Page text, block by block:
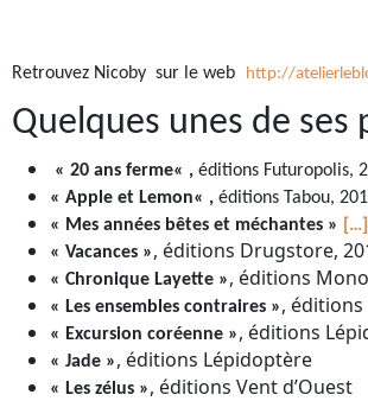
Retrouvez Nicoby sur le web http://
Quelques unes de ses
« 20 ans ferme« , éditions Futuropolis,
« Apple et Lemon« , éditions Tabou,
« Mes années bêtes et méchantes »
[…]
« Vacances », éditions Drugstore,
« Chronique Layette », éditions
« Les ensembles contraires »,
« Excursion coréenne », éditions
« Jade », éditions Lépidoptère
« Les zélus », éditions Vent d’Ouest